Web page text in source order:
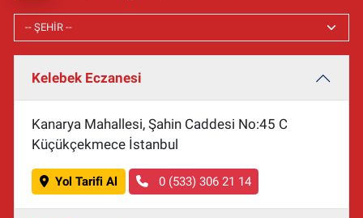
Kelebek Eczanesi
Kanarya Mahallesi, Şahin Caddesi No:45 C
Küçükçekmece İstanbul
Yol Tarifi Al 0 (533) 306 21 14